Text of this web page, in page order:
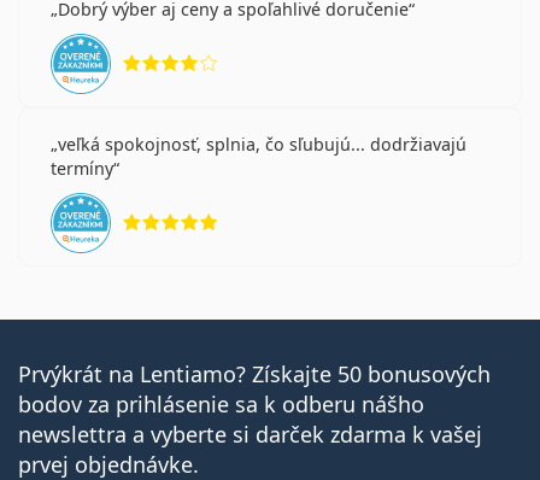
Dobrý výber aj ceny a spoľahlivé doručenie
veľká spokojnosť, splnia, čo sľubujú... dodržiavajú
termíny
Prvýkrát na Lentiamo? Získajte 50 bonusových
bodov za prihlásenie sa k odberu nášho
newslettra a vyberte si darček zdarma k vašej
prvej objednávke.